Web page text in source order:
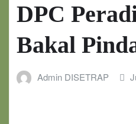
DPC
Bakal
Admin DISETRAP